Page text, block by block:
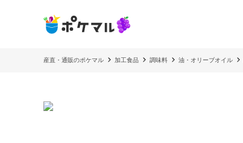
産直・通販のポケマル 加工食品 調味料 油・オリーブオイル